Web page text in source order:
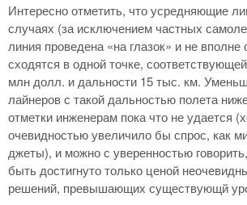
Интересно отметить, что усредняющие
случаях (за исключением частных
линия проведена «на глазок» и не вполне
сходятся в одной точке,
млн долл. и дальности 15 тыс. км.
лайнеров с такой дальностью полета
отметки инженерам пока что не удается
очевидностью увеличило бы спрос, как
джеты), и можно с уверенностью
быть достигнуто только ценой
решений, превышающих существующй